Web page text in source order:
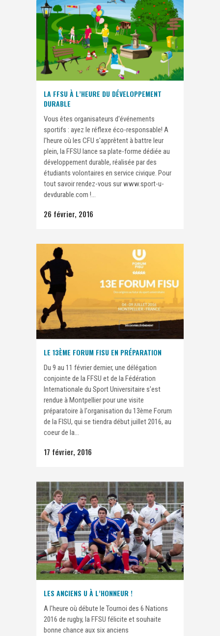
LA FFSU À L’HEURE DU DÉVELOPPEMENT
DURABLE
Vous êtes organisateurs d'événements
sportifs : ayez le réflexe éco-responsable! A
l'heure où les CFU s'apprêtent à battre leur
plein, la FFSU lance sa plate-forme dédiée au
développement durable, réalisée par des
étudiants volontaires en service civique. Pour
tout savoir rendez-vous sur www.sport-u-
devdurable.com !...
26 février, 2016
LE 13ÈME FORUM FISU EN PRÉPARATION
Du 9 au 11 février dernier, une délégation
conjointe de la FFSU et de la Fédération
Internationale du Sport Universitaire s'est
rendue à Montpellier pour une visite
préparatoire à l'organisation du 13ème Forum
de la FISU, qui se tiendra début juillet 2016, au
coeur de la...
17 février, 2016
LES ANCIENS U À L’HONNEUR !
A l'heure où débute le Tournoi des 6 Nations
2016 de rugby, la FFSU félicite et souhaite
bonne chance aux six anciens